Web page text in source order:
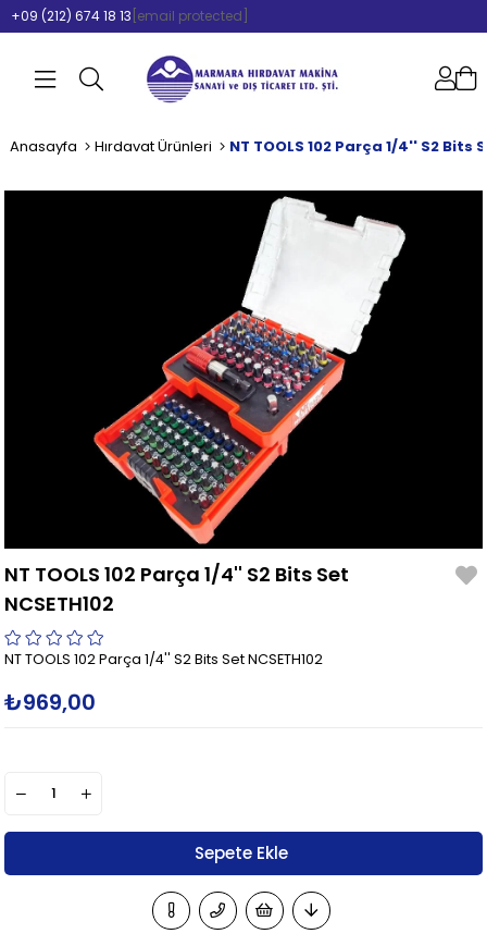
+09 (212) 674 18 13 [email protected]
Anasayfa Hırdavat Ürünleri NT TOOLS 102 Parça 1/4'' S2 Bits
NT TOOLS 102 Parça 1/4'' S2 Bits Set
NCSETH102
NT TOOLS 102 Parça 1/4'' S2 Bits Set NCSETH102
₺969,00